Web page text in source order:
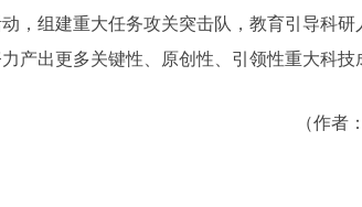
，组建重大任务攻关突击队，教育引导科
产出更多关键性、原创性、引领性重大科
（作者